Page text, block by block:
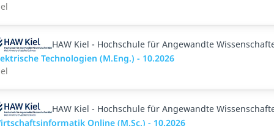
HAW Kiel - Hochschule für Angewandte
Technologien (M.Eng.) - 10.2026
HAW Kiel - Hochschule für Angewandte
Online (M.Sc.) - 10.2026